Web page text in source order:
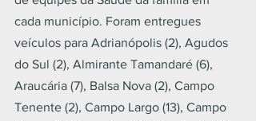
cada município. Foram entregues
veículos para Adrianópolis (2), Agudos
do Sul (2), Almirante Tamandaré (6),
Araucária (7), Balsa Nova (2), Campo
Tenente (2), Campo Largo (13), Campo